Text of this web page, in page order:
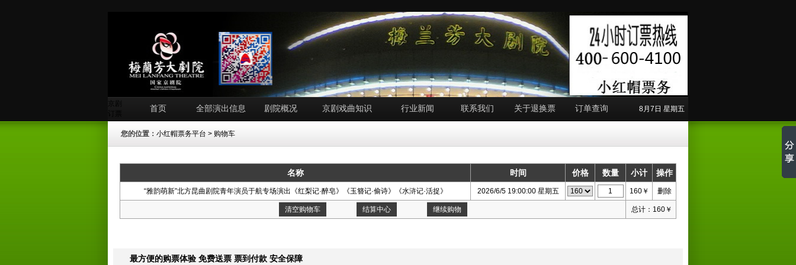
首页 全部演出信息 剧院概况 京剧戏曲知识 行业新闻 联系我们 关于退换票 订单查询 8月7日 星期五
您的位置： 小红帽票务平台 > 购物车
名称 时间 价格 数量 小计 操作
“雅韵萌新”北方昆曲剧院青年演员于航专场演出《红梨记·醉皂》《玉簪记·偷诗》《水浒记·活捉》 2026/6/5 19:00:00 星期五 160￥ 删除
清空购物车 结算中心 继续购物 总计： 160 ￥
最方便的购票体验 免费送票 票到付款 安全保障